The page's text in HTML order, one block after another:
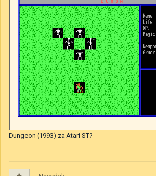
Dungeon (1993) za Atari ST?